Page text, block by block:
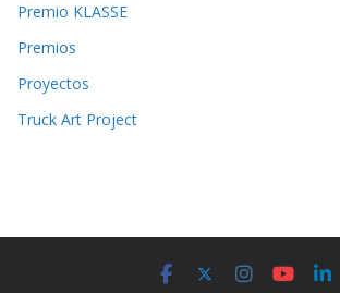
Premio KLASSE
Premios
Proyectos
Truck Art Project